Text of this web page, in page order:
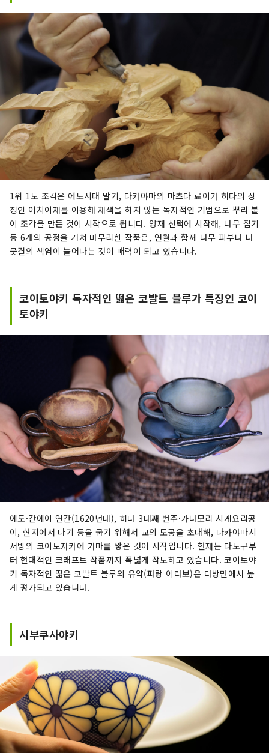
1위 1도 조각은 에도시대 말기, 다카야마의 마츠다 료이가 히다의 상
징인 이치이재를 이용해 채색을 하지 않는 독자적인 기법으로 뿌리 붙
이 조각을 만든 것이 시작으로 됩니다. 양재 선택에 시작해, 나무 잡기
등 6개의 공정을 거쳐 마무리한 작품은, 연월과 함께 나무 피부나 나
뭇결의 색염이 늘어나는 것이 매력이 되고 있습니다.
코이토야키 독자적인 떫은 코발트 블루가 특징인 코이
토야키
에도·간에이 연간(1620년대), 히다 3대째 번주·가나모리 시게요리공
이, 현지에서 다기 등을 굽기 위해서 교의 도공을 초대해, 다카야마시
서방의 코이토자카에 가마를 쌓은 것이 시작입니다. 현재는 다도구부
터 현대적인 크래프트 작품까지 폭넓게 작도하고 있습니다. 코이토야
키 독자적인 떫은 코발트 블루의 유약(파랑 이라보)은 다방면에서 높
게 평가되고 있습니다.
시부쿠사야키